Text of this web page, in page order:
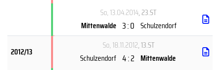
So, 13.04.2014, 23.ST
Mittenwalde 3 : 0 Schulzendorf
2012/13
So, 18.11.2012, 13.ST
Schulzendorf 4 : 2 Mittenwalde